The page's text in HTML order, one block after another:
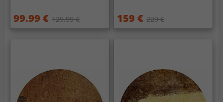
99.99 € 129.99 € 159 € 229 €